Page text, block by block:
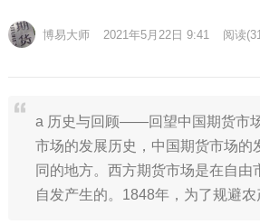
博易大师 2021年5月22日 9:41 阅读
a 历史与回顾——回望中国期货市
市场的发展历史，中国期货市场的
同的地方。西方期货市场是在自由
自发产生的。1848年，为了规避